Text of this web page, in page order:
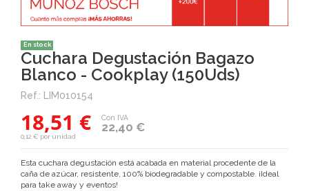
En stock
Cuchara Degustación Bagazo
Blanco - Cookplay (150Uds)
Ref.: LIM010154
18,51 € 22,40 €
Con IVA
0,12 € por unidad
Esta cuchara degustación está acabada en material procedente de la
caña de azúcar, resistente, 100% biodegradable y compostable. ¡Ideal
para take away y eventos!